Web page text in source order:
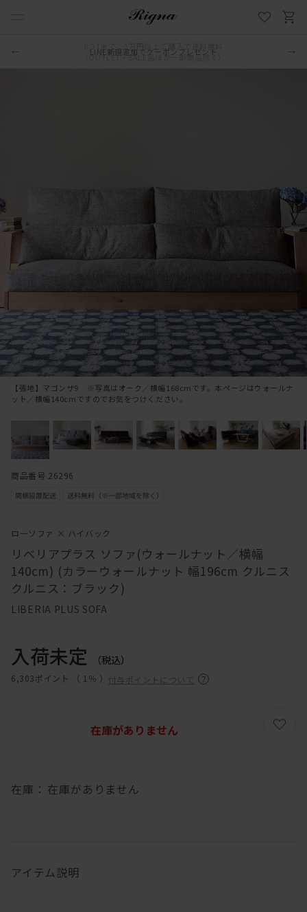
LINE新規追加でクーポンプレゼント
ローソファ × ハイバック
リベリアプラス ソファ(ウォールナット／横幅
140cm) (カラーウォールナット 幅196cm クルニス
クルニス：ブラック)
LIBERIA PLUS SOFA
【張地】マゴンザ9 ※写真はオーク／横幅168cmです。本ページはウォールナ
ット／横幅140cmですのでお気をつけください。
入荷未定 （税込）
6,303ポイント （ 1％ ） 付与ポイントについて
在庫： 在庫がありません
在庫がありません
アイテム説明
商品番号 26296